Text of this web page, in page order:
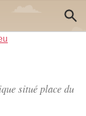
situé place du